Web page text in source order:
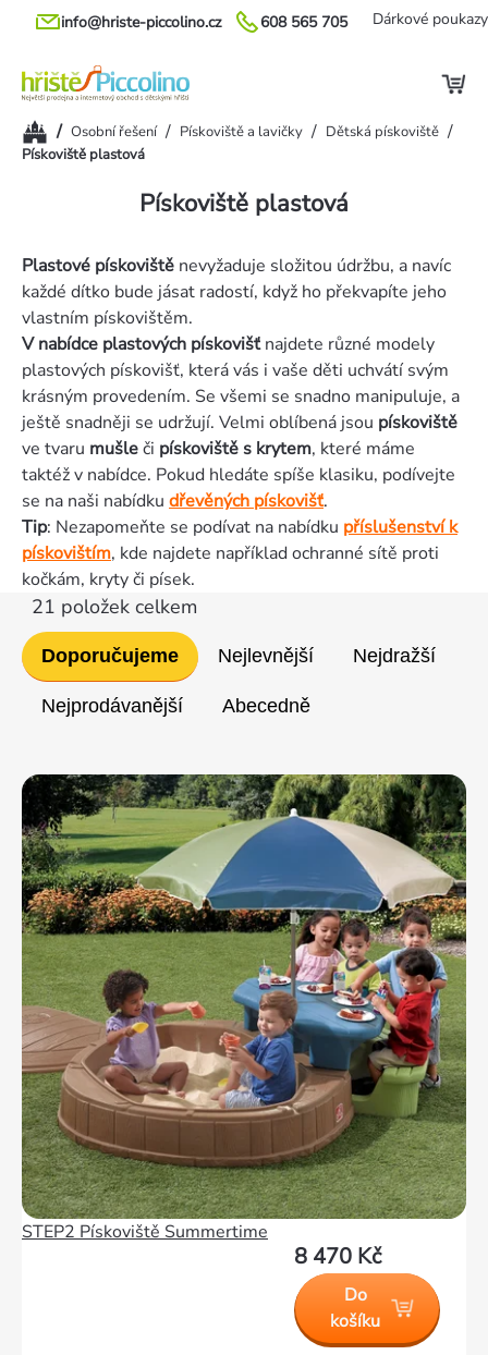
Přejít
608 565 705
info@hriste-piccolino.cz Dárkové poukazy
Domů/ Osobní řešení / Pískoviště a lavičky / Dětská pískoviště /
Pískoviště plastová
Pískoviště plastová
Plastové pískoviště nevyžaduje složitou údržbu, a navíc
každé dítko bude jásat radostí, když ho překvapíte jeho
vlastním pískovištěm.
V nabídce plastových pískovišťnajdete různé modely
plastových pískovišť, která vás i vaše děti uchvátí svým
krásným provedením. Se všemi se snadno manipuluje, a
ještě snadněji se udržují. Velmi oblíbená jsou pískoviště
ve tvaru mušleči pískovištěs krytem, které máme
taktéž v nabídce. Pokud hledáte spíše klasiku, podívejte
se na naši nabídku dřevěných pískovišť.
Tip: Nezapomeňte se podívat na nabídku příslušenství k
pískovištím, kde najdete například ochranné sítě proti
kočkám, kryty či písek.
Řazení
produktů
Doporučujeme Nejlevnější Nejdražší
Nejprodávanější Abecedně
21 položek celkem
Výpis
produktů
STEP2 Pískoviště Summertime
8 470 Kč
Do
košíku